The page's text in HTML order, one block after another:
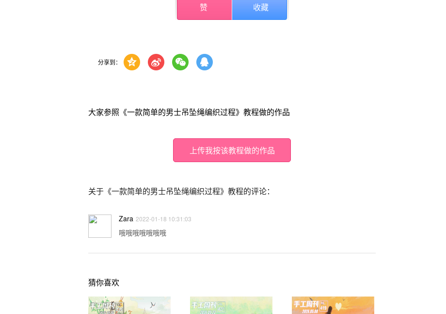
赞 收藏
分享到：
大家参照《一款简单的男士吊坠绳编织过程》教程做的作品
上传我按该教程做的作品
关于《一款简单的男士吊坠绳编织过程》教程的评论：
Zara 2022-01-18 10:31:03
哦哦哦哦哦哦哦
猜你喜欢